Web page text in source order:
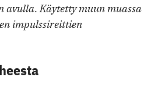
Käytetty muun muassa
impulssireittien